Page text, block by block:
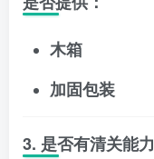
木箱
加固包装
3. 是否有清关能力